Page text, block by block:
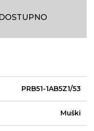
PRB51-1AB5Z1/53
Muški